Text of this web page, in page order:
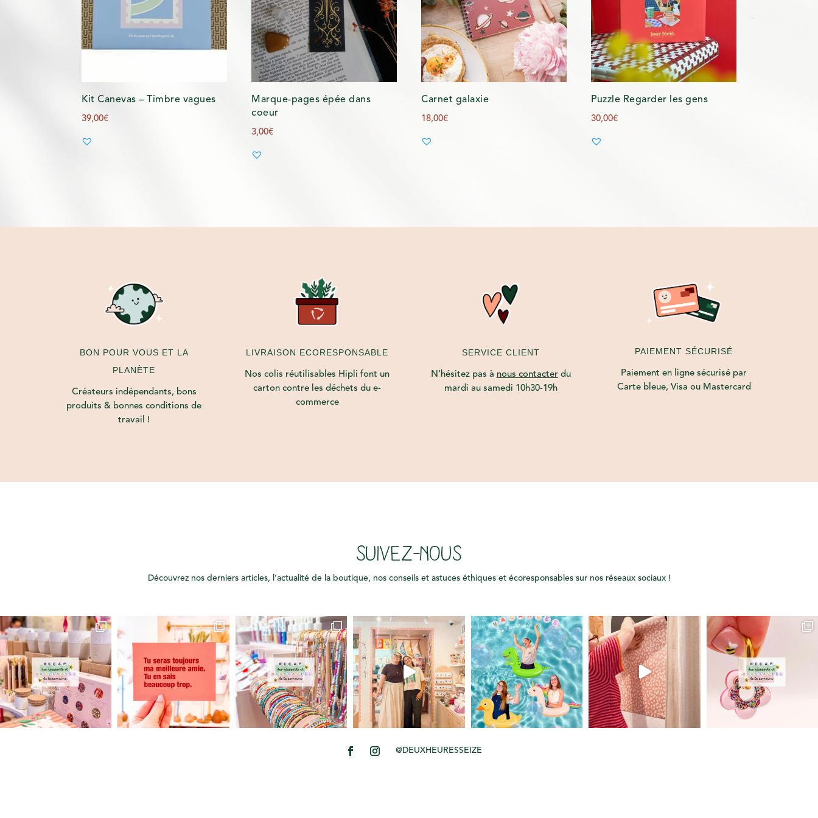
Kit Canevas – Timbre vagues
39,00€
Marque-pages épée dans
coeur
3,00€
Carnet galaxie
18,00€
Puzzle Regarder les gens
30,00€
BON POUR VOUS ET LA
PLANÈTE
Créateurs indépendants, bons
produits & bonnes conditions de
travail !
LIVRAISON ECORESPONSABLE
Nos colis réutilisables Hipli font un
carton contre les déchets du e-
commerce
SERVICE CLIENT
N’hésitez pas à nous contacter du
mardi au samedi 10h30-19h
PAIEMENT SÉCURISÉ
Paiement en ligne sécurisé par
Carte bleue, Visa ou Mastercard
SUIVEZ-NOUS
Découvrez nos derniers articles, l’actualité de la boutique, nos conseils et astuces éthiques et écoresponsables sur nos réseaux sociaux !
@DEUXHEURESSEIZE